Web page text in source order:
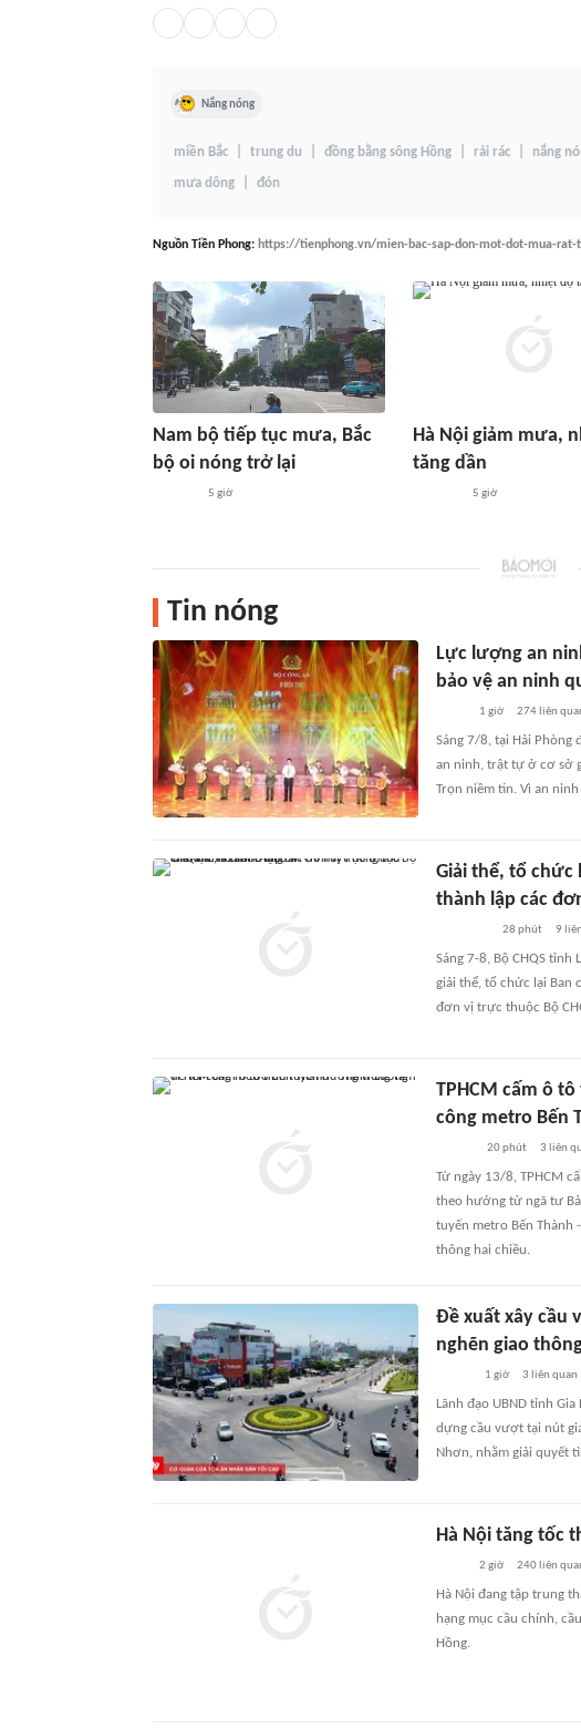
Nắng nóng
miền Bắc trung du đồng bằng sông Hồng rải rác nắng
mưa dông đón
Nguồn Tiền Phong: https://tienphong.vn/mien-bac-sap-don-mot-dot-mua-rat-
Nam bộ tiếp tục mưa, Bắc
bộ oi nóng trở lại
5 giờ
Hà Nội giảm mưa,
tăng dần
5 giờ
Tin nóng
Lực lượng an
bảo vệ an ninh
1 giờ 274 liên
Sáng 7/8, tại Hải Phòng
an ninh, trật tự ở cơ sở
Trọn niềm tin. Vì an
Giải thể, tổ chức
thành lập các
28 phút 9
Sáng 7-8, Bộ CHQS
giải thể, tổ chức lại Ban
đơn vị trực thuộc Bộ
TPHCM cấm ô
công metro Bến
20 phút 3 liên
Từ ngày 13/8, TPHCM
theo hướng từ ngã tư
tuyến metro Bến Thành
thông hai chiều.
Đề xuất xây cầu
nghẽn giao
1 giờ 3 liên quan
Lãnh đạo UBND tỉnh
dựng cầu vượt tại nút
Nhơn, nhằm giải quyết
Hà Nội tăng tốc
2 giờ 240 liên
Hà Nội đang tập trung
hạng mục cầu chính,
Hồng.